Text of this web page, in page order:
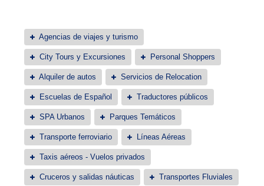
Agencias de viajes y turismo
City Tours y Excursiones Personal Shoppers
Alquiler de autos Servicios de Relocation
Escuelas de Español Traductores públicos
SPA Urbanos Parques Temáticos
Transporte ferroviario Líneas Aéreas
Taxis aéreos - Vuelos privados
Cruceros y salidas náuticas Transportes Fluviales